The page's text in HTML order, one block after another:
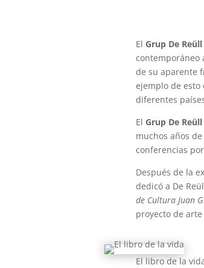
El Grup De Reüll
contemporáneo
de su aparente
ejemplo de esto
diferentes
El Grup De Reüll
muchos años
conferencias
Después de la
dedicó a De
de Cultura Juan
proyecto de
El libro de la